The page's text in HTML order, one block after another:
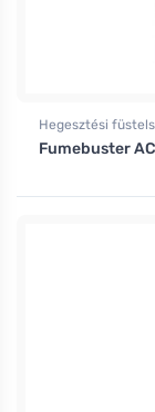
Hegesztési
Fumebuster